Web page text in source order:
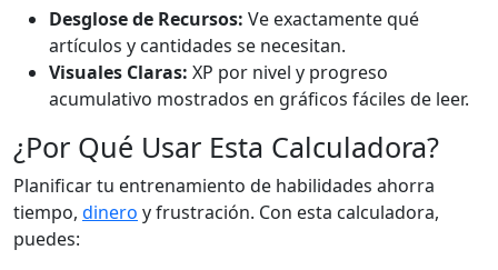
Desglose de Recursos: Ve exactamente qué
artículos y cantidades se necesitan.
Visuales Claras: XP por nivel y progreso
acumulativo mostrados en gráficos fáciles de leer.
¿Por Qué Usar Esta Calculadora?
Planificar tu entrenamiento de habilidades ahorra
tiempo, dinero y frustración. Con esta calculadora,
puedes: